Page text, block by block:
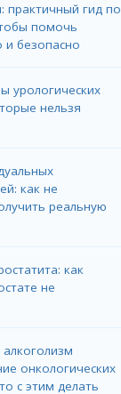
практичный гид по
помочь
и безопасно
урологических
нельзя
как не
реальную
как
не
онкологических
с этим делать